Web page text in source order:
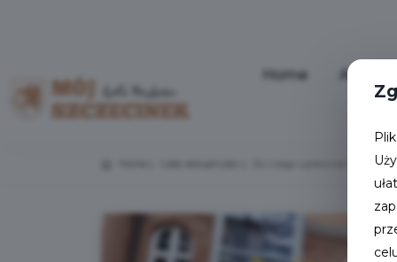
Home
Do czego uprawnia Karta Mój